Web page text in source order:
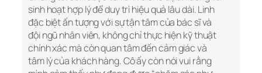
sinh hoạt hợp lý để duy trì hiệu quả lâu dài. Linh
đặc biệt ấn tượng với sự tận tâm của bác sĩ và
đội ngũ nhân viên, không chỉ thực hiện kỹ thuật
chính xác mà còn quan tâm đến cảm giác và
tâm lý của khách hàng. Cô ấy còn nói vui rằng